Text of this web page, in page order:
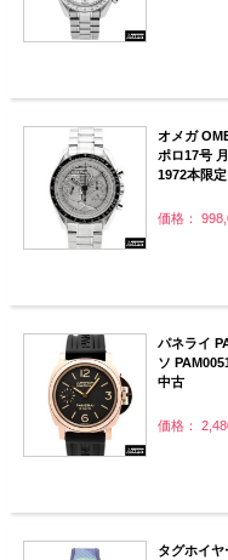
オメガ
ポロ17号
1972本限
価格：
パネライ
ソ
中古
価格：
タグホイ